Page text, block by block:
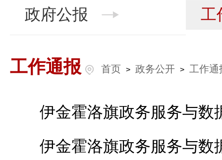
政府公报 工
工作通报 首页 > 政务公开 > 工作通